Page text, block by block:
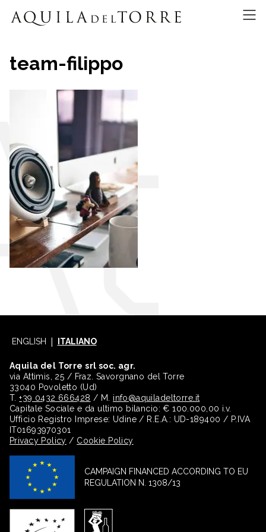
team-filippo
ENGLISH ITALIANO
Aquila del Torre srl soc. agr.
via Attimis, 25 / Fraz. Savorgnano del Torre
33040 Povoletto (Ud)
T.+39 0432 666428 / M. info@aquiladeltorre.it
Capitale Sociale e da ultimo bilancio: € 100.000,00 i.v.
Ufficio Registro Imprese: Udine / R.E.A.: UD-189400 / P.IVA
IT01693970301
Privacy Policy / Cookie Policy
CAMPAIGN FINANCED ACCORDING TO EU
REGULATION N. 1308/13